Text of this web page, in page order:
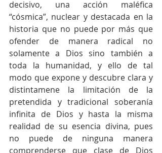
decisivo, una acción maléfica
“cósmica”, nuclear y destacada en la
historia que no puede por más que
ofender de manera radical no
solamente a Dios sino también a
toda la humanidad, y ello de tal
modo que expone y descubre clara y
distintamene la limitación de la
pretendida y tradicional soberanía
infinita de Dios y hasta la misma
realidad de su esencia divina, pues
no puede de ninguna manera
comprenderse que clase de Dios